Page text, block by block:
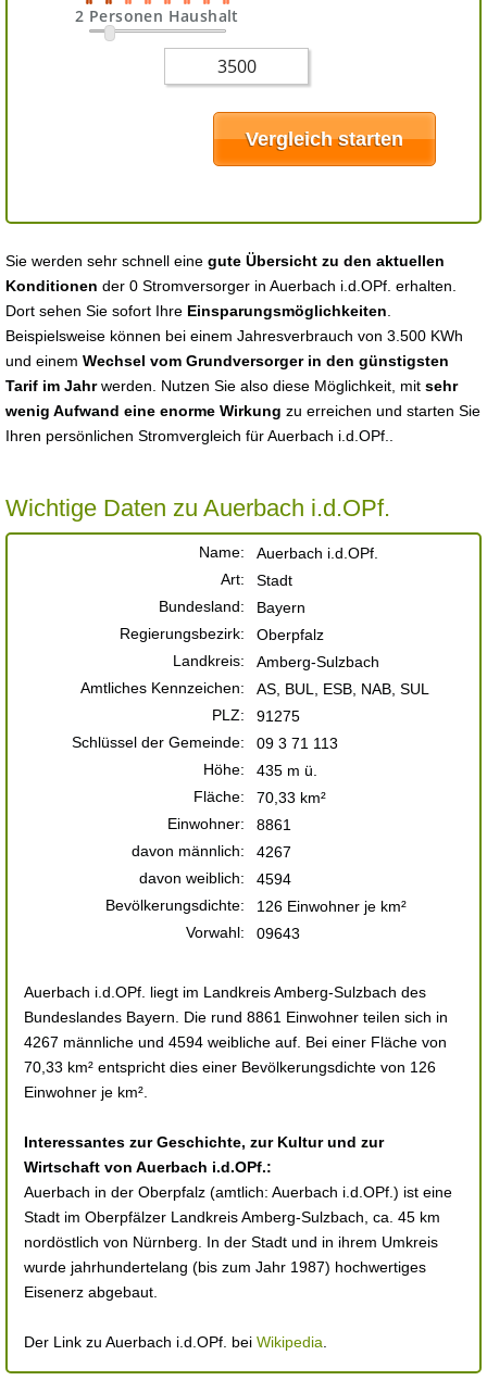
2 Personen Haushalt
Sie werden sehr schnell eine gute Übersicht zu den aktuellen
Konditionen der 0 Stromversorger in Auerbach i.d.OPf. erhalten.
Dort sehen Sie sofort Ihre Einsparungsmöglichkeiten
Beispielsweise können bei einem Jahresverbrauch von 3.500 KWh
und einem Wechsel vom Grundversorger in den günstigsten
Tarif im Jahrwerden. Nutzen Sie also diese Möglichkeit, mit sehr
wenig Aufwand eine enorme Wirkung zu erreichen und starten Sie
Ihren persönlichen Stromvergleich für Auerbach i.d.OPf..
Wichtige Daten zu Auerbach i.d.OPf.
Name:
Auerbach i.d.OPf.
Art:
Stadt
Bundesland:
Bayern
Regierungsbezirk:
Oberpfalz
Landkreis:
Amberg-Sulzbach
Amtliches Kennzeichen:
AS, BUL, ESB, NAB, SUL
PLZ:
91275
Schlüssel der Gemeinde:
09 3 71 113
Höhe:
435 m ü.
Fläche:
70,33 km²
Einwohner:
8861
davon männlich:
4267
davon weiblich:
4594
Bevölkerungsdichte:
126 Einwohner je km²
Vorwahl:
09643
Auerbach i.d.OPf. liegt im Landkreis Amberg-Sulzbach des
Bundeslandes Bayern. Die rund 8861 Einwohner teilen sich in
4267 männliche und 4594 weibliche auf. Bei einer Fläche von
70,33 km² entspricht dies einer Bevölkerungsdichte von 126
Einwohner je km².
Interessantes zur Geschichte, zur Kultur und zur
Wirtschaft von Auerbach i.d.OPf.:
Auerbach in der Oberpfalz (amtlich: Auerbach i.d.OPf.) ist eine
Stadt im Oberpfälzer Landkreis Amberg-Sulzbach, ca. 45 km
nordöstlich von Nürnberg. In der Stadt und in ihrem Umkreis
wurde jahrhundertelang (bis zum Jahr 1987) hochwertiges
Eisenerz abgebaut.
Der Link zu Auerbach i.d.OPf. bei Wikipedia